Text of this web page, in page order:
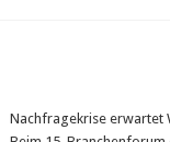
Nachfragekrise erwartet